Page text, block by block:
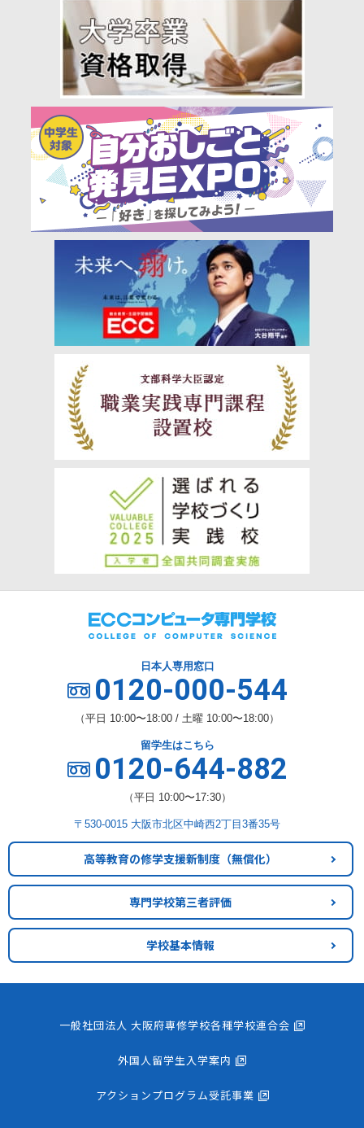
日本人専用窓口
0120-000-544
（平日 10:00〜18:00 / 土曜 10:00〜18:00）
留学生はこちら
0120-644-882
（平日 10:00〜17:30）
〒530-0015 大阪市北区中崎西2丁目3番35号
高等教育の修学支援新制度 （無償化）
専門学校第三者評価
学校基本情報
一般社団法人 大阪府専修学校各種学校連合会
外国人留学生入学案内
アクションプログラム受託事業